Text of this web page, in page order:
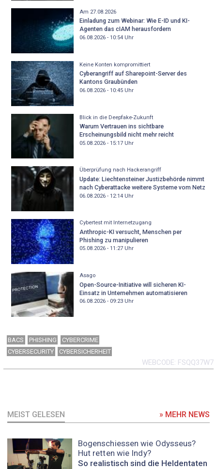
Am 27.08.2026
Einladung zum Webinar: Wie E-ID und KI-
Agenten das cIAM herausfordern
06.08.2026 - 10:54Uhr
Keine Konten kompromittiert
Cyberangriff auf Sharepoint-Server des
Kantons Graubünden
06.08.2026 - 10:45Uhr
Blick in die Deepfake-Zukunft
Warum Vertrauen ins sichtbare
Erscheinungsbild nicht mehr reicht
05.08.2026 - 15:17Uhr
Überprüfung nach Hackerangriff
Update: Liechtensteiner Justizbehörde nimmt
nach Cyberattacke weitere Systeme vom Netz
06.08.2026 - 12:14Uhr
Cybertest mit Internetzugang
Anthropic-KI versucht, Menschen per
Phishing zu manipulieren
05.08.2026 - 11:27Uhr
Asago
Open-Source-Initiative will sicheren KI-
Einsatz in Unternehmen automatisieren
06.08.2026 - 09:23Uhr
BACS PHISHING
CYBERCRIME
CYBERSECURITY
CYBERSICHERHEIT
WEBCODE FSQQ37W7
MEIST GELESEN » MEHR NEWS
Bogenschiessen wie Odysseus?
Hut retten wie Indy?
So realistisch sind die Heldentaten